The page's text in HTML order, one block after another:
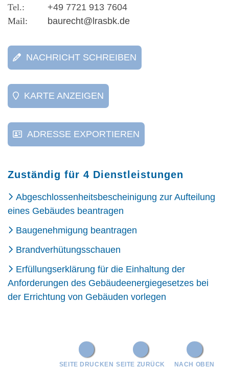
+49 7721 913 7604
baurecht@lrasbk.de
NACHRICHT SCHREIBEN
KARTE ANZEIGEN
ADRESSE EXPORTIEREN
Zuständig für 4 Dienstleistungen
Abgeschlossenheitsbescheinigung zur Aufteilung
eines Gebäudes beantragen
Baugenehmigung beantragen
Brandverhütungsschauen
Erfüllungserklärung für die Einhaltung der
Anforderungen des Gebäudeenergiegesetzes bei
der Errichtung von Gebäuden vorlegen
NACH OBEN
SEITE ZURÜCK
SEITE DRUCKEN